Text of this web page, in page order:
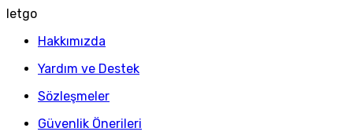
letgo
Hakkımızda
Yardım ve Destek
Sözleşmeler
Güvenlik Önerileri